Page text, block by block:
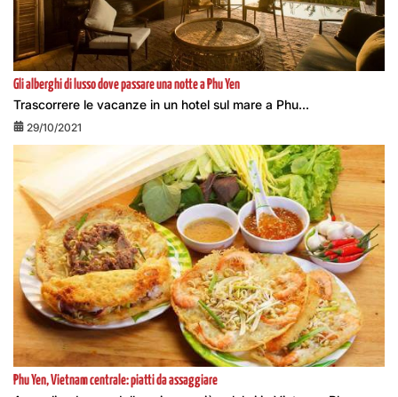
Gli alberghi di lusso dove passare una notte a Phu Yen
Trascorrere le vacanze in un hotel sul mare a Phu...
29/10/2021
Phu Yen, Vietnam centrale: piatti da assaggiare